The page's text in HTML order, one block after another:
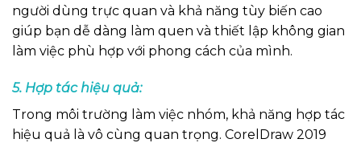
người dùng trực quan và khả năng tùy biến cao
giúp bạn dễ dàng làm quen và thiết lập không gian
làm việc phù hợp với phong cách của mình.
5. Hợp tác hiệu quả:
Trong môi trường làm việc nhóm, khả năng hợp tác
hiệu quả là vô cùng quan trọng. CorelDraw 2019